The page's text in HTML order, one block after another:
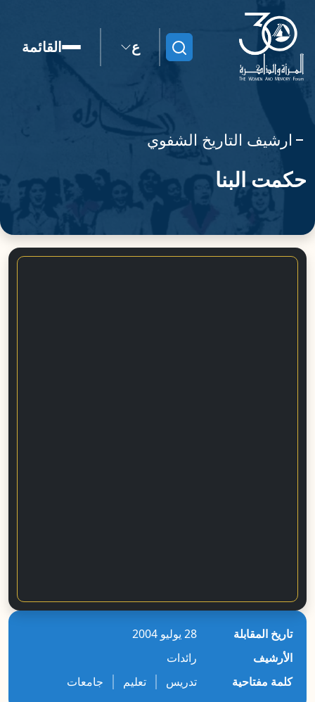
ابحث ع القائمة
ارشيف التاريخ الشفوي
حكمت البنا
تاريخ المقابلة
28 يوليو 2004
الأرشيف
رائدات
كلمة مفتاحية
تدريس | تعليم | جامعات